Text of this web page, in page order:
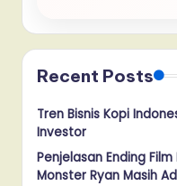
Recent Posts
Tren Bisnis Kopi
Investor
Penjelasan Ending
Monster Ryan Masih